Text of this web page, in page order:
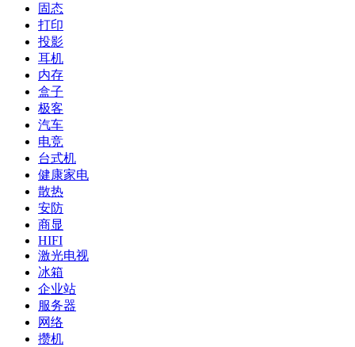
固态
打印
投影
耳机
内存
盒子
极客
汽车
电竞
台式机
健康家电
散热
安防
商显
HIFI
激光电视
冰箱
企业站
服务器
网络
攒机